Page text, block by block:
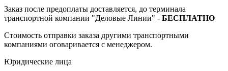
Заказ после предоплаты доставляется, до терминала
транспортной компании "Деловые Линии" - БЕСПЛАТНО
Стоимость отправки заказа другими транспортными
компаниями оговаривается с менеджером.
Юридические лица